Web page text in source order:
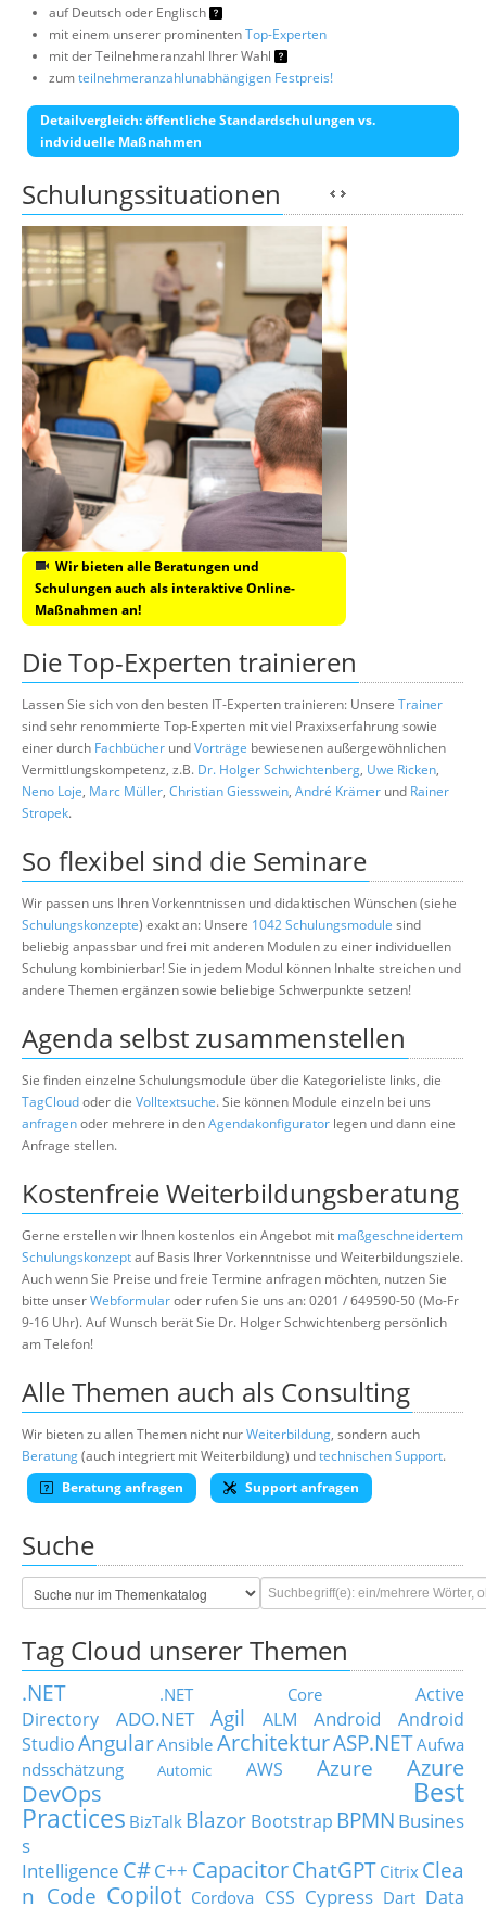
auf Deutsch oder Englisch
mit einem unserer prominentenTop-Experten
mit der Teilnehmeranzahl Ihrer Wahl
zumteilnehmeranzahlunabhängigen Festpreis!
Detailvergleich: öffentliche Standardschulungen vs.
indviduelle Maßnahmen
Schulungssituationen
Wir bieten alle Beratungen und
Schulungen auch als interaktive Online-
Maßnahmen an!
Die Top-Experten trainieren
Lassen Sie sich von den besten IT-Experten trainieren: Unsere Trainer
sind sehr renommierte Top-Experten mit viel Praxixserfahrung sowie
einer durch Fachbücher undVorträge bewiesenen außergewöhnlichen
Vermittlungskompetenz, z.B. Dr. Holger Schwichtenberg, Uwe Ricken,
Neno Loje, Marc Müller, Christian Giesswein, André Krämer und Rainer
Stropek.
So flexibel sind die Seminare
Wir passen uns Ihren Vorkenntnissen und didaktischen Wünschen (siehe
Schulungskonzepte) exakt an: Unsere 1042 Schulungsmodule sind
beliebig anpassbar und frei mit anderen Modulen zu einer individuellen
Schulung kombinierbar! Sie in jedem Modul können Inhalte streichen und
andere Themen ergänzen sowie beliebige Schwerpunkte setzen!
Agenda selbst zusammenstellen
Sie finden einzelne Schulungsmodule über die Kategorieliste links, die
TagCloudoder die Volltextsuche. Sie können Module einzeln bei uns
anfragenoder mehrere in denAgendakonfigurator legen und dann eine
Anfrage stellen.
Kostenfreie Weiterbildungsberatung
Gerne erstellen wir Ihnen kostenlos ein Angebot mit maßgeschneidertem
Schulungskonzeptauf Basis Ihrer Vorkenntnisse und Weiterbildungsziele.
Auch wenn Sie Preise und freie Termine anfragen möchten, nutzen Sie
bitte unserWebformularoder rufen Sie uns an: 0201 / 649590-50 (Mo-Fr
9-16 Uhr). Auf Wunsch berät Sie Dr. Holger Schwichtenberg persönlich
am Telefon!
Alle Themen auch als Consulting
Wir bieten zu allen Themen nicht nurWeiterbildung, sondern auch
Beratung(auch integriert mit Weiterbildung) undtechnischen Support.
Beratung anfragen
Support anfragen
Suche
Tag Cloud unserer Themen
.NET .NET Core
Active
Directory
ADO.NET Agil ALM Android
Android
StudioAngularAnsible ArchitekturASP.NETAufwa
ndsschätzung
Automic AWS Azure
Azure
DevOps
Best
Practices BizTalk Blazor Bootstrap BPMN Busines
s
Intelligence C#C++ CapacitorChatGPT Citrix Clea
n Code Copilot Cordova CSS Cypress Dart Data